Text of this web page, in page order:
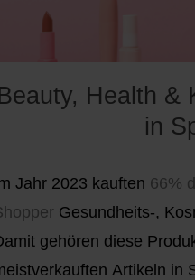
Health &
in
Jahr 2023 kauften 66%
Gesundheits-,
gehören diese
Artikeln in